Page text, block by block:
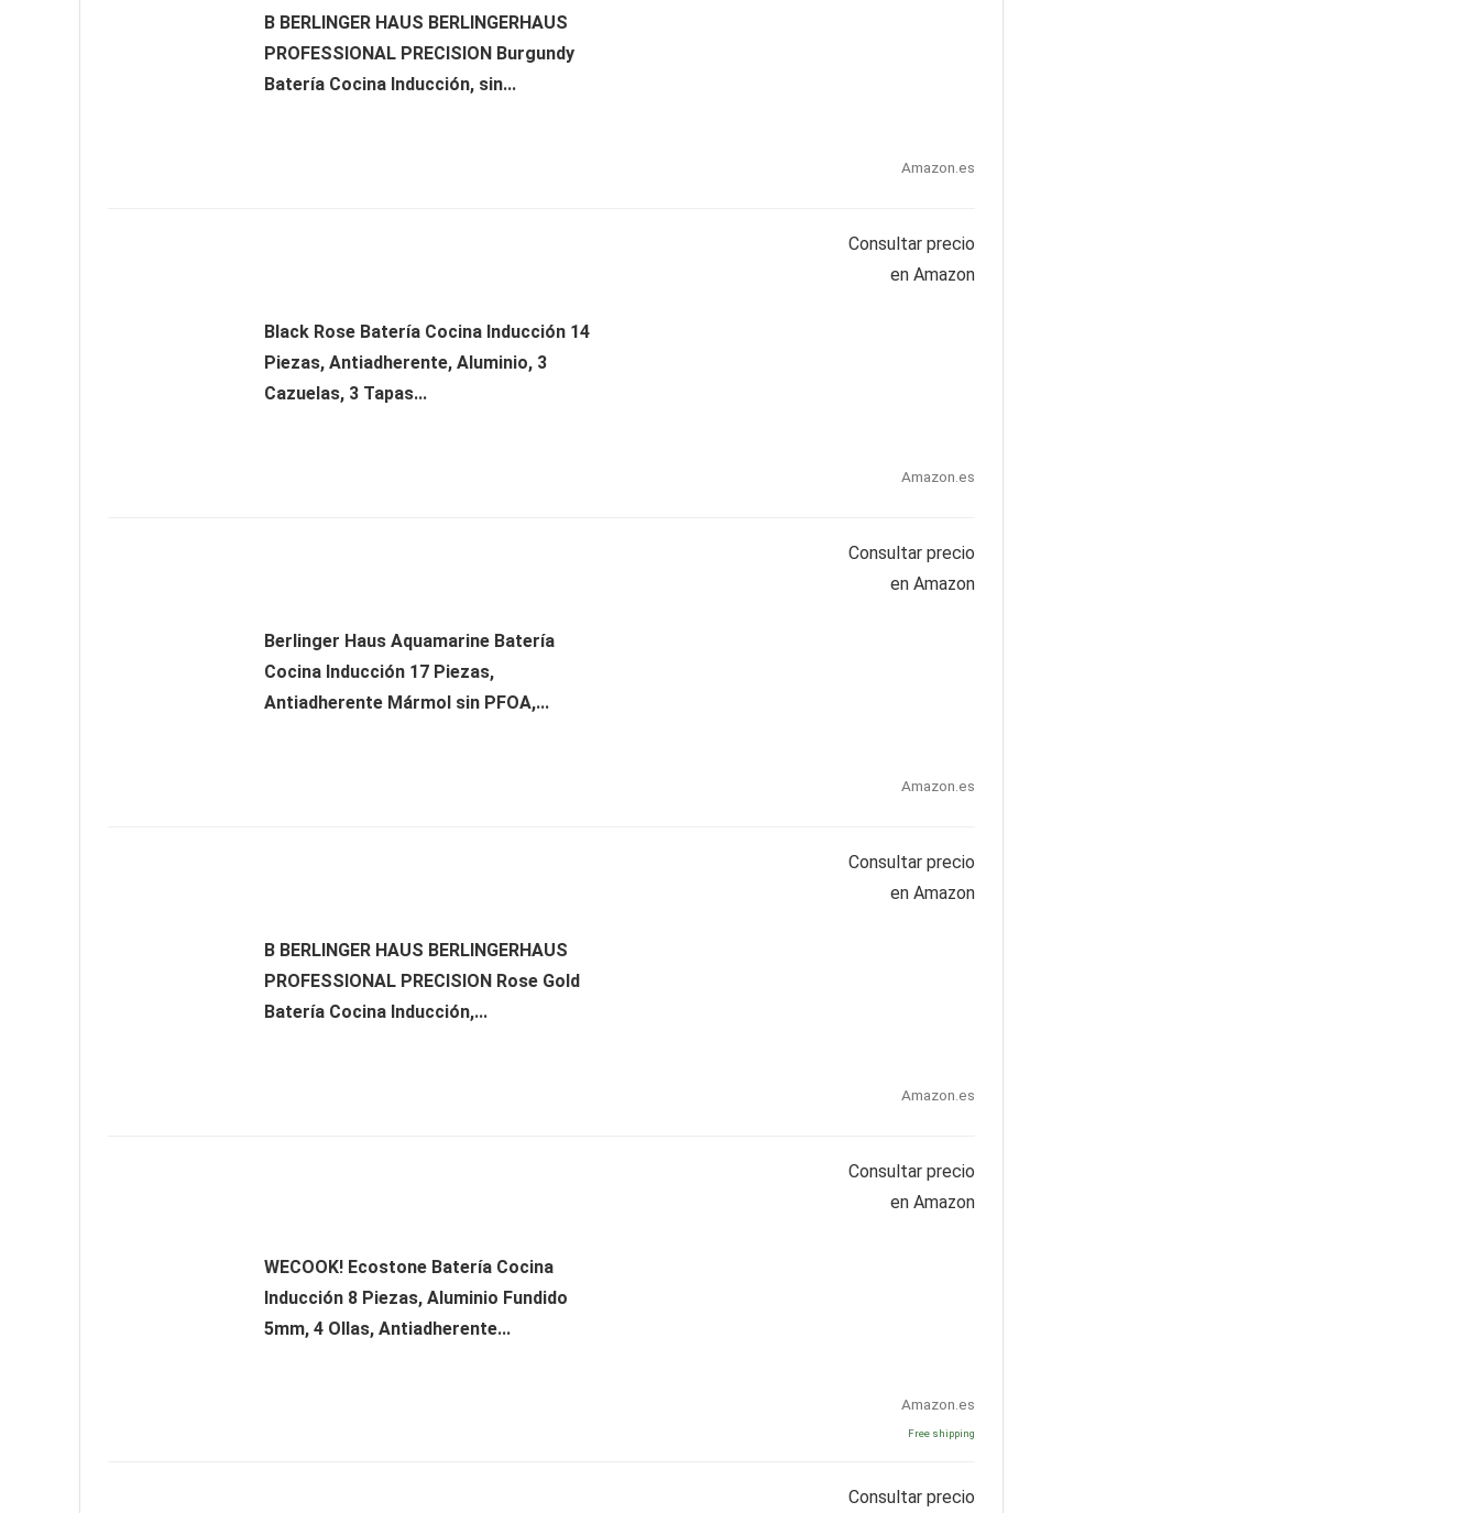
B BERLINGER HAUS BERLINGERHAUS
PROFESSIONAL PRECISION Burgundy
Batería Cocina Inducción, sin...
Amazon.es
Black Rose Batería Cocina Inducción 14
Piezas, Antiadherente, Aluminio, 3
Cazuelas, 3 Tapas...
Consultar precio
en Amazon
Amazon.es
Berlinger Haus Aquamarine Batería
Cocina Inducción 17 Piezas,
Antiadherente Mármol sin PFOA,...
Consultar precio
en Amazon
Amazon.es
B BERLINGER HAUS BERLINGERHAUS
PROFESSIONAL PRECISION Rose Gold
Batería Cocina Inducción,...
Consultar precio
en Amazon
Amazon.es
WECOOK! Ecostone Batería Cocina
Inducción 8 Piezas, Aluminio Fundido
5mm, 4 Ollas, Antiadherente...
Consultar precio
en Amazon
Amazon.es
Free shipping
Consultar precio